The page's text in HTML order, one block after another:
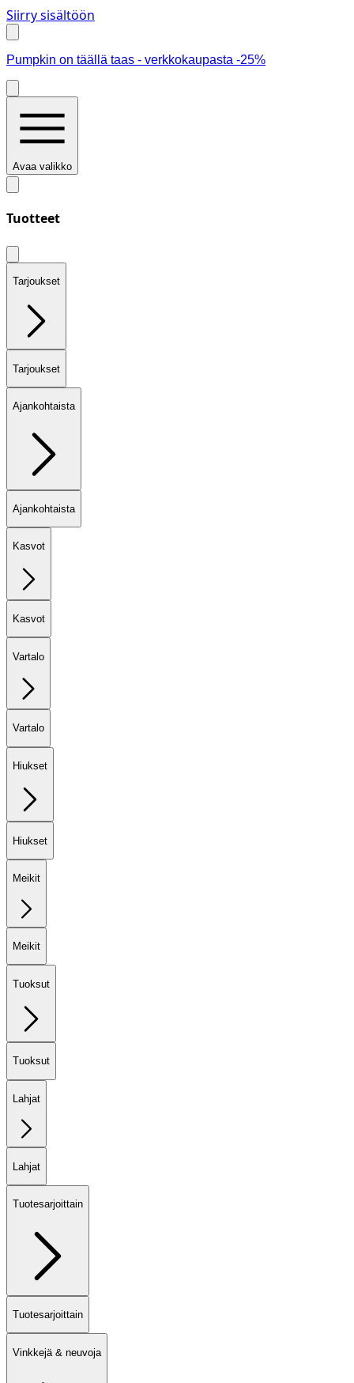
Siirry sisältöön
Pumpkin on täällä taas - verkkokaupasta -25%
Avaa valikko
Tuotteet
Tarjoukset
Tarjoukset
Ajankohtaista
Ajankohtaista
Kasvot
Kasvot
Vartalo
Vartalo
Hiukset
Hiukset
Meikit
Meikit
Tuoksut
Tuoksut
Lahjat
Lahjat
Tuotesarjoittain
Tuotesarjoittain
Vinkkejä & neuvoja